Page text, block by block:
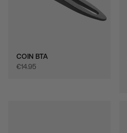
COIN BTA
€‎14.95